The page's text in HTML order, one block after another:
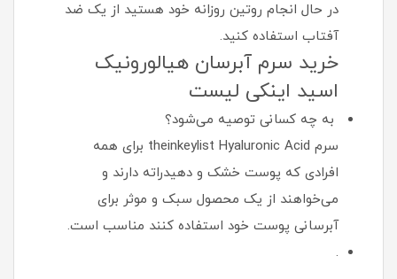
در حال انجام روتین روزانه خود هستید از یک ضد
آفتاب استفاده کنید.
خرید سرم آبرسان هیالورونیک
اسید اینکی لیست
به چه کسانی توصیه می‌شود؟
سرم theinkeylist Hyaluronic Acid برای همه
افرادی که پوست خشک و دهیدراته دارند و
می‌خواهند از یک محصول سبک و موثر برای
آبرسانی پوست خود استفاده کنند مناسب است.
.